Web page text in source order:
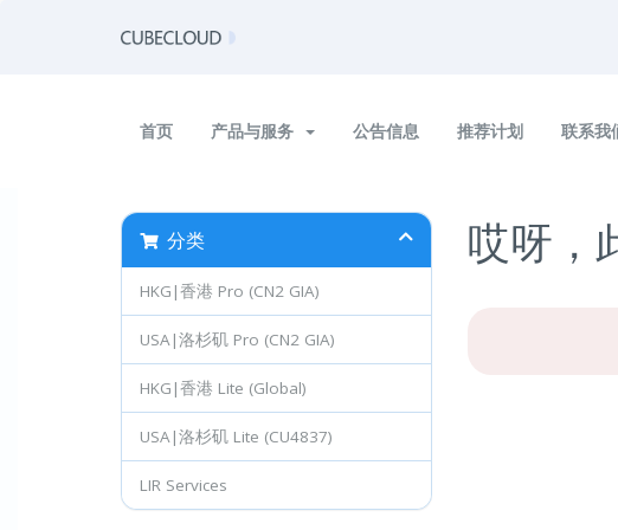
首页 产品与服务 公告信息 推荐计划 联系我
分类
HKG|香港 Pro (CN2 GIA)
USA|洛杉矶 Pro (CN2 GIA)
HKG|香港 Lite (Global)
USA|洛杉矶 Lite (CU4837)
LIR Services
哎呀，